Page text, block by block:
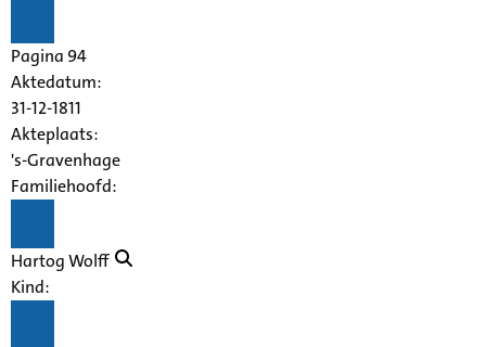
Pagina 94
Aktedatum:
31-12-1811
Akteplaats:
's-Gravenhage
Familiehoofd:
Hartog Wolff
Kind: